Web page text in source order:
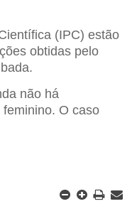
(IPC) estão
obtidas pelo
não há
O caso